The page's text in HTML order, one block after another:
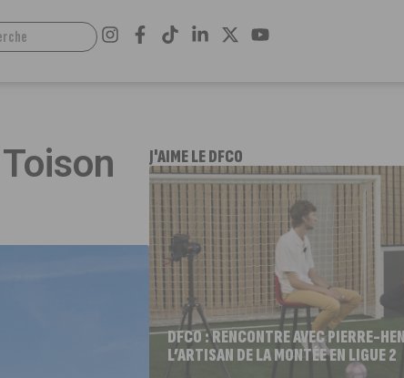
J'AIME LE DFCO
DFCO : RENCONTRE AVEC PIERRE-
L’ARTISAN DE LA MONTÉE EN LIGUE 2